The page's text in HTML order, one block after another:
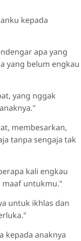
kepada
apa yang
yang belum engkau
yang nggak
membesarkan,
tanpa sengaja tak
kali engkau
maaf untukmu."
untuk ikhlas dan
kepada anaknya